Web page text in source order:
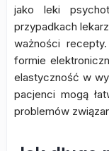
jako leki
przypadkach
ważności
formie
elastyczność w
pacjenci mogą
problemów